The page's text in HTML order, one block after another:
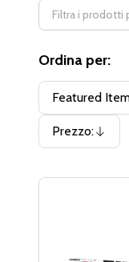
Ordina per:
Featured
Prezzo:
Discendente